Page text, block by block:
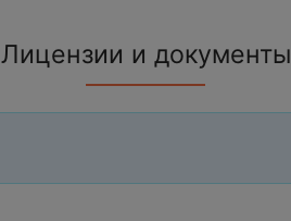
Лицензии и документы